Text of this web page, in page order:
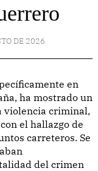
DE 2026
ha mostrado un
violencia criminal,
el hallazgo de
carreteros. Se
del crimen